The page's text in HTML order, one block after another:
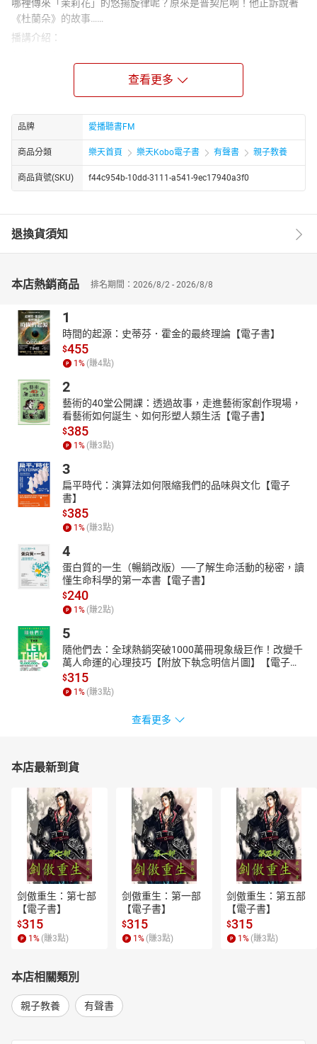
哪裡傳來「茉莉花」的悠揚旋律呢？原來是普契尼啊！他正訴說著
《杜蘭朵》的故事……
播講介紹：
自小喜歡文學、藝術。在北一女、政大及美國的約翰霍普金斯求學
書，如《IBM123》、《磨出來的成功》等，但最為人知的，卻是集
中國近代商業美術史與個人收藏經歷為一體的作品─《老月份牌廣告
畫》。 每天早晨，在香濃的咖啡陪伴中，寫專題報導，是她最喜歡
人。1980年起，多次奪得金鐘獎新聞播報獎項。曾主持《每日一
字》、《華視新聞雜誌》、《新聞夜總會》等節目。出版《新聞背
著作。主講多部有聲故事書：十萬個為什麼、好寶寶床邊故事、兒
章節名稱：
01咪咪蝴蝶茉莉花：用歌劇訴說愛的普契尼
02咪咪蝴蝶茉莉花：用歌劇訴說愛的普契尼
查看更多
品牌 愛播聽書FM
商品分類 樂天首頁 樂天Kobo電子書 有聲書 親子教養
商品貨號(SKU) f44c954b-10dd-3111-a541-9ec17940a3f0
退換貨須知
本店熱銷商品 排名期間：2026/8/2 - 2026/8/8
1
時間的起源：史蒂芬．霍金的最終理論【電子書】
$455
1 % (賺4點)
2
藝術的40堂公開課：透過故事，走進藝術家創作現場，
看藝術如何誕生、如何形塑人類生活【電子書】
$385
1 % (賺3點)
3
扁平時代：演算法如何限縮我們的品味與文化【電子
書】
$385
1 % (賺3點)
4
蛋白質的一生（暢銷改版）──了解生命活動的秘密，讀
懂生命科學的第一本書【電子書】
$240
1 % (賺2點)
5
隨他們去：全球熱銷突破1000萬冊現象級巨作！改變千
萬人命運的心理技巧【附放下執念明信片圖】【電子
書】
$315
1 % (賺3點)
查看更多
本店最新到貨
剑傲重生：第七部
【電子書】
$315
1 % (賺3點)
剑傲重生：第一部
【電子書】
$315
1 % (賺3點)
剑傲重生：第五部
【電子書】
$315
1 % (賺3點)
本店相關類別
親子教養 有聲書